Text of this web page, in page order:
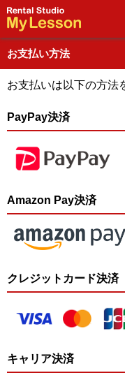
お支払い方法
お支払いは以下の方法
PayPay決済
Amazon Pay決済
クレジットカード決済
キャリア決済